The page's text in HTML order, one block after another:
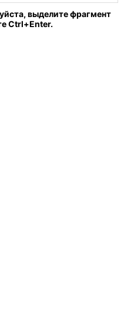
выделите фрагмент
Ctrl+Enter.